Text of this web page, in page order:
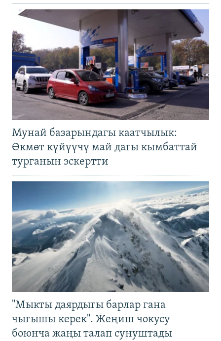
Мунай базарындагы каатчылык:
Өкмөт күйүүчү май дагы кымбаттай
турганын эскертти
"Мыкты даярдыгы барлар гана
чыгышы керек". Жеңиш чокусу
боюнча жаңы талап сунуштады